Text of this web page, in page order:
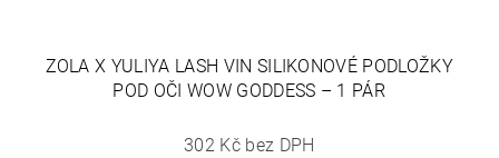
ZOLA X YULIYA LASH VIN SILIKONOVÉ PODLOŽKY
POD OČI WOW GODDESS – 1 PÁR
302 Kč bez DPH